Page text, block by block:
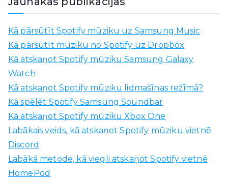
Kā pārsūtīt Spotify mūziku uz Samsung Music
Kā pārsūtīt mūziku no Spotify uz Dropbox
Kā atskaņot Spotify mūziku Samsung Galaxy
Watch
Kā atskaņot Spotify mūziku lidmašīnas režīmā?
Kā spēlēt Spotify Samsung Soundbar
Kā atskaņot Spotify mūziku Xbox One
Labākais veids, kā atskaņot Spotify mūziku vietnē
Discord
Labākā metode, kā viegli atskaņot Spotify vietnē
HomePod